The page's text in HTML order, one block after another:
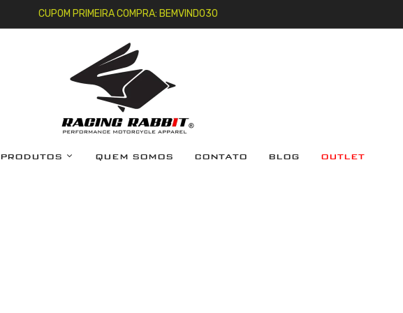
CUPOM PRIMEIRA COMPRA: BEMVINDO30
PRODUTOS QUEM SOMOS CONTATO BLOG OUTLET